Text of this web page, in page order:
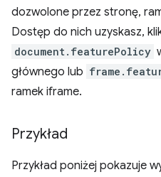
dozwolone przez stronę,
Dostęp do nich uzyskasz,
document.featurePolicy
głównego lub
ramek iframe.
Przykład
Przykład poniżej pokazuje